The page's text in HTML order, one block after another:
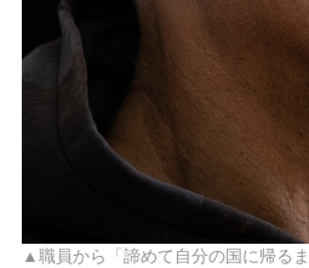
▲職員から「諦めて自分の国に帰る